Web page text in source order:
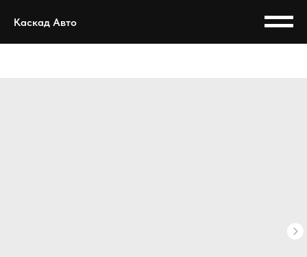
Каскад Авто